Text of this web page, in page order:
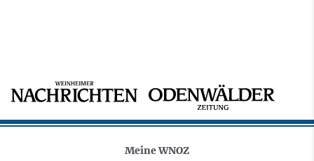
Meine WNOZ